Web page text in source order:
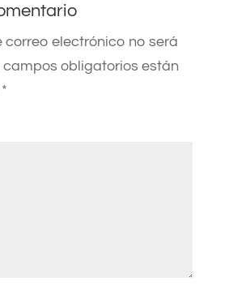
correo electrónico no será
campos obligatorios están
*